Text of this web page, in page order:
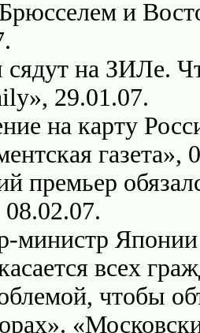
и
на ЗИЛе.
29.01.07.
на карту
газета»,
премьер
08.02.07.
министр
всех
чтобы